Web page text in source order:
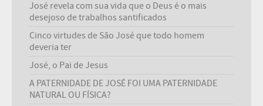
José revela com sua vida que o Deus é o mais
desejoso de trabalhos santificados
Cinco virtudes de São José que todo homem
deveria ter
José, o Pai de Jesus
A PATERNIDADE DE JOSÉ FOI UMA PATERNIDADE
NATURAL OU FÍSICA?